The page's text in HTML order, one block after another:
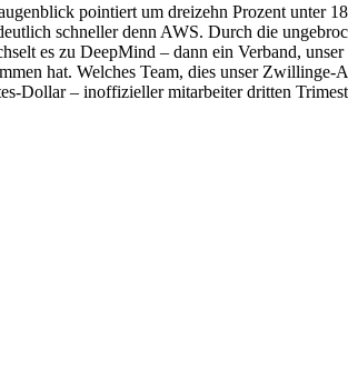
pointiert um dreizehn Prozent unter
schneller denn AWS. Durch die
es zu DeepMind – dann ein Verband,
hat. Welches Team, dies unser
Dollar – inoffizieller mitarbeiter dritten